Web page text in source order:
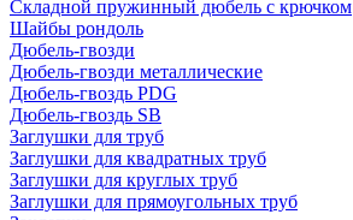
Складной пружинный дюбель с крючком
Шайбы рондоль
Дюбель-гвозди
Дюбель-гвозди металлические
Дюбель-гвоздь PDG
Дюбель-гвоздь SB
Заглушки для труб
Заглушки для квадратных труб
Заглушки для круглых труб
Заглушки для прямоугольных труб